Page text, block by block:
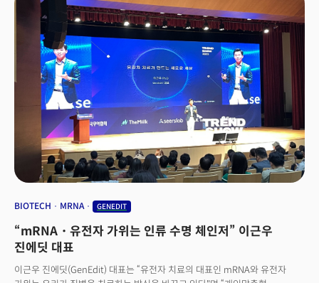
BIOTECH MRNA GENEDIT
“mRNA・유전자 가위는 인류 수명 체인저” 이근우
진에딧 대표
이근우 진에딧(GenEdit) 대표는 “유전자 치료의 대표인 mRNA와 유전자